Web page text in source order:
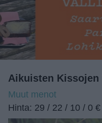
Aikuisten Kissojen
Muut menot
Hinta: 29 / 22 / 10 / 0 €